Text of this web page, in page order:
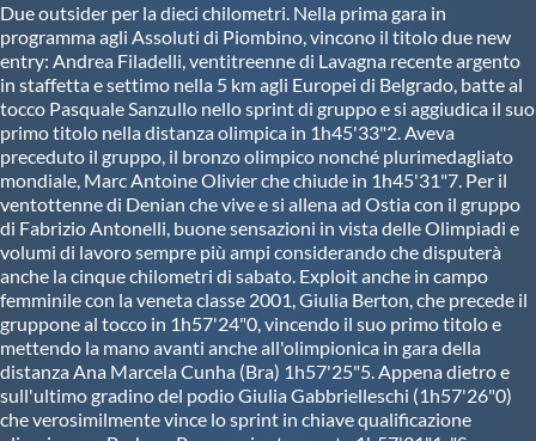
Due outsider per la dieci chilometri. Nella prima gara in
programma agli Assoluti di Piombino, vincono il titolo due new
entry: Andrea Filadelli, ventitreenne di Lavagna recente argento
in staffetta e settimo nella 5 km agli Europei di Belgrado, batte al
tocco Pasquale Sanzullo nello sprint di gruppo e si aggiudica il suo
primo titolo nella distanza olimpica in 1h45'33"2. Aveva
preceduto il gruppo, il bronzo olimpico nonché plurimedagliato
mondiale, Marc Antoine Olivier che chiude in 1h45'31"7. Per il
ventottenne di Denian che vive e si allena ad Ostia con il gruppo
di Fabrizio Antonelli, buone sensazioni in vista delle Olimpiadi e
volumi di lavoro sempre più ampi considerando che disputerà
anche la cinque chilometri di sabato. Exploit anche in campo
femminile con la veneta classe 2001, Giulia Berton, che precede il
gruppone al tocco in 1h57'24"0, vincendo il suo primo titolo e
mettendo la mano avanti anche all'olimpionica in gara della
distanza Ana Marcela Cunha (Bra) 1h57'25"5. Appena dietro e
sull'ultimo gradino del podio Giulia Gabbrielleschi (1h57'26"0)
che verosimilmente vince lo sprint in chiave qualificazione